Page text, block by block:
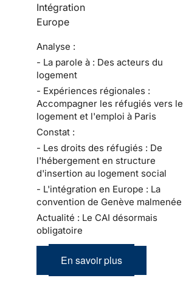
Intégration
Europe
Analyse :
- La parole à : Des acteurs du
logement
- Expériences régionales :
Accompagner les réfugiés vers le
logement et l'emploi à Paris
Constat :
- Les droits des réfugiés : De
l'hébergement en structure
d'insertion au logement social
- L'intégration en Europe : La
convention de Genève malmenée
Actualité : Le CAI désormais
obligatoire
En savoir plus